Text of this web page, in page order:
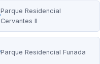
Parque Residencial
Cervantes II
Parque Residencial Funada